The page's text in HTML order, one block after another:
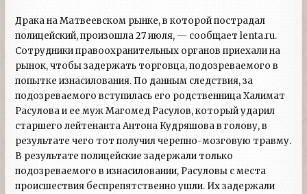
Драка на Матвеевском рынке, в которой пострадал
полицейский, произошла 27 июля, — сообщает lenta.ru.
Сотрудники правоохранительных органов приехали на
рынок, чтобы задержать торговца, подозреваемого в
попытке изнасилования. По данным следствия, за
подозреваемого вступилась его родственница Халимат
Расулова и ее муж Магомед Расулов, который ударил
старшего лейтенанта Антона Кудряшова в голову, в
результате чего тот получил черепно-мозговую травму.
В результате полицейские задержали только
подозреваемого в изнасиловании, Расуловы с места
происшествия беспрепятственно ушли. Их задержали